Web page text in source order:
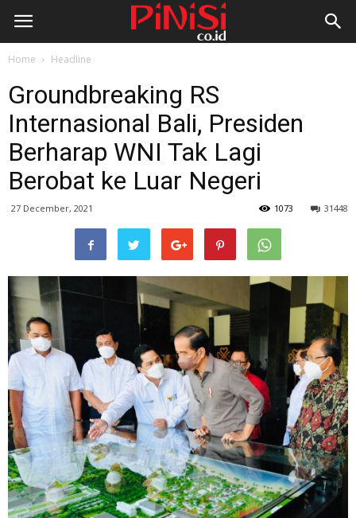
Home Headline
Groundbreaking RS
Internasional Bali, Presiden
Berharap WNI Tak Lagi
Berobat ke Luar Negeri
27 December, 2021 31448
1073